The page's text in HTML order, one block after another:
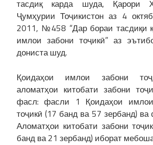
тасдиқ карда шуда, Қарори
Ҷумҳурии Тоҷикистон аз 4
2011, №458 “Дар бораи тасдиқи
имлои забони тоҷикӣ” аз
дониста шуд.
Қоидаҳои имлои забони
аломатҳои китобати забони
фасл: фасли 1 Қоидаҳои
тоҷикӣ (17 банд ва 57 зербанд)
Аломатҳои китобати забони
банд ва 21 зербанд) иборат